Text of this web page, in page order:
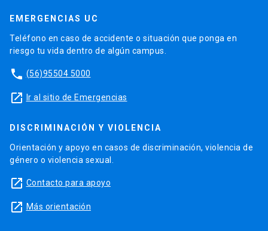
EMERGENCIAS UC
Teléfono en caso de accidente o situación que ponga en
riesgo tu vida dentro de algún campus.
phone (56)95504 5000
launch Ir al sitio de Emergencias
DISCRIMINACIÓN Y VIOLENCIA
Orientación y apoyo en casos de discriminación, violencia de
género o violencia sexual.
launch Contacto para apoyo
launch Más orientación